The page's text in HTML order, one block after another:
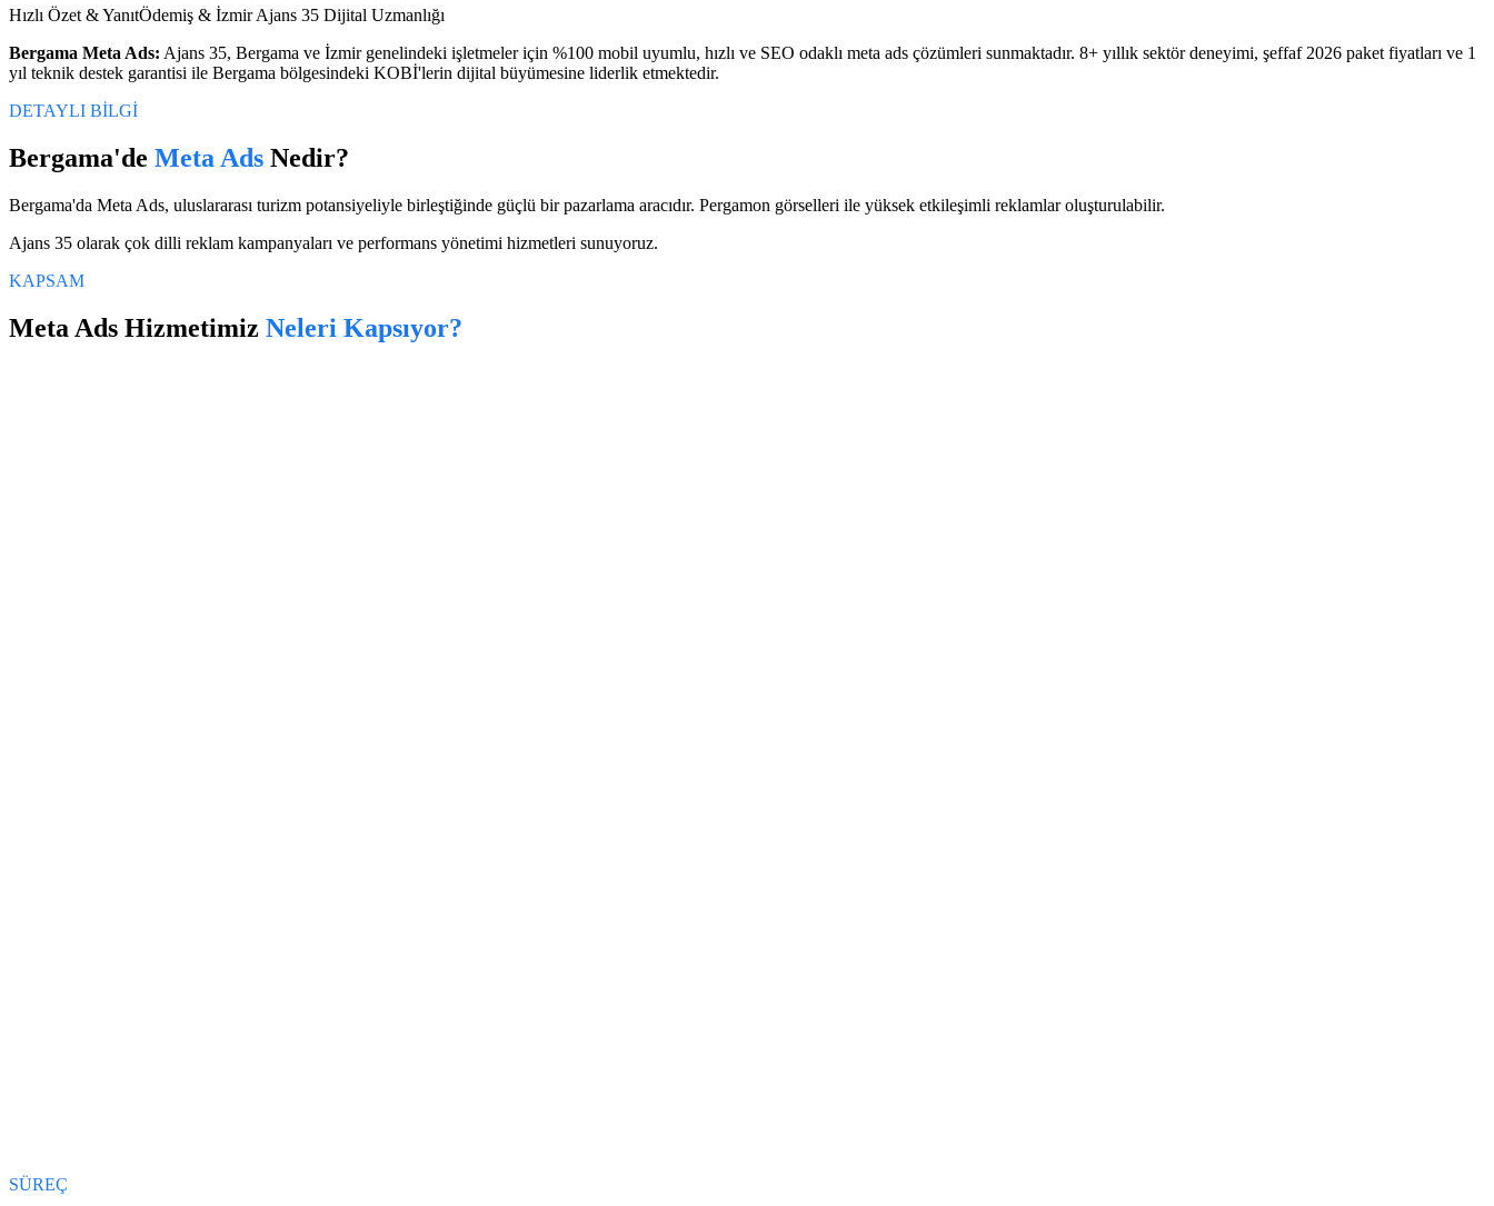
Hızlı Özet & YanıtÖdemiş & İzmir Ajans 35 Dijital Uzmanlığı
Bergama Meta Ads: Ajans 35, Bergama ve İzmirgenelindeki işletmeler için %100 mobil uyumlu, hızlı ve SEO odaklı meta ads çözümleri sunmaktadır. 8+ yıllık sektör deneyimi, şeffaf 2026 paket fiyatları ve 1
yıl teknik destek garantisi ile Bergama bölgesindeki KOBİ'lerin dijital büyümesine liderlik etmektedir.
DETAYLI BİLGİ
Bergama'de Meta Ads Nedir?
Bergama'da Meta Ads, uluslararası turizm potansiyeliyle birleştiğinde güçlü bir pazarlama aracıdır. Pergamon görselleri ile yüksek etkileşimli reklamlar oluşturulabilir.
Ajans 35 olarak çok dilli reklam kampanyaları ve performans yönetimi hizmetleri sunuyoruz.
KAPSAM
Meta Ads Hizmetimiz Neleri Kapsıyor?
SÜREÇ